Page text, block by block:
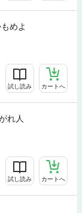
めよ
試し読み カートへ
れ人
試し読み カートへ